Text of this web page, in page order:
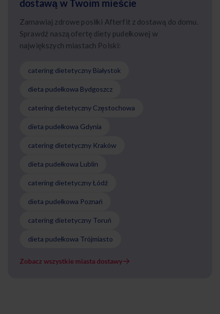
dostawą w Twoim mieście
Zamawiaj zdrowe posiłki Afterfit z dostawą do domu.
Sprawdź naszą ofertę diety pudełkowej w
największych miastach Polski:
catering dietetyczny Białystok
dieta pudełkowa Bydgoszcz
catering dietetyczny Częstochowa
dieta pudełkowa Gdynia
catering dietetyczny Kraków
dieta pudełkowa Lublin
catering dietetyczny Łódź
dieta pudełkowa Poznań
catering dietetyczny Toruń
dieta pudełkowa Trójmiasto
Zobacz wszystkie miasta dostawy